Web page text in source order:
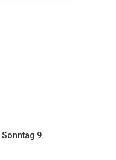
Sonntag 9.